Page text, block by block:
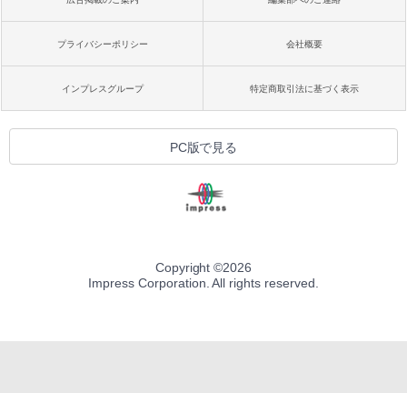
プライバシーポリシー 会社概要
インプレスグループ 特定商取引法に基づく表示
PC版で見る
Copyright ©2026
Impress Corporation. All rights reserved.